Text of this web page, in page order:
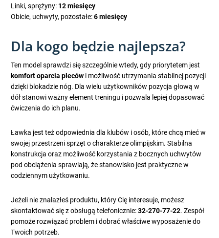
Linki, sprężyny: 12 miesięcy
Obicie, uchwyty, pozostałe:6 miesięcy
Dla kogo będzie najlepsza?
Ten model sprawdzi się szczególnie wtedy, gdy priorytetem jest
komfort oparcia pleców i możliwość utrzymania stabilnej pozycji
dzięki blokadzie nóg. Dla wielu użytkowników pozycja głową w
dół stanowi ważny element treningu i pozwala lepiej dopasować
ćwiczenia do ich planu.
Ławka jest też odpowiednia dla klubów i osób, które chcą mieć w
swojej przestrzeni sprzęt o charakterze olimpijskim. Stabilna
konstrukcja oraz możliwość korzystania z bocznych uchwytów
pod obciążenia sprawiają, że stanowisko jest praktyczne w
codziennym użytkowaniu.
Jeżeli nie znalazłeś produktu, który Cię interesuje, możesz
skontaktować się z obsługą telefonicznie:32-270-77-22. Zespół
pomoże rozwiązać problem i dobrać właściwe wyposażenie do
Twoich potrzeb.